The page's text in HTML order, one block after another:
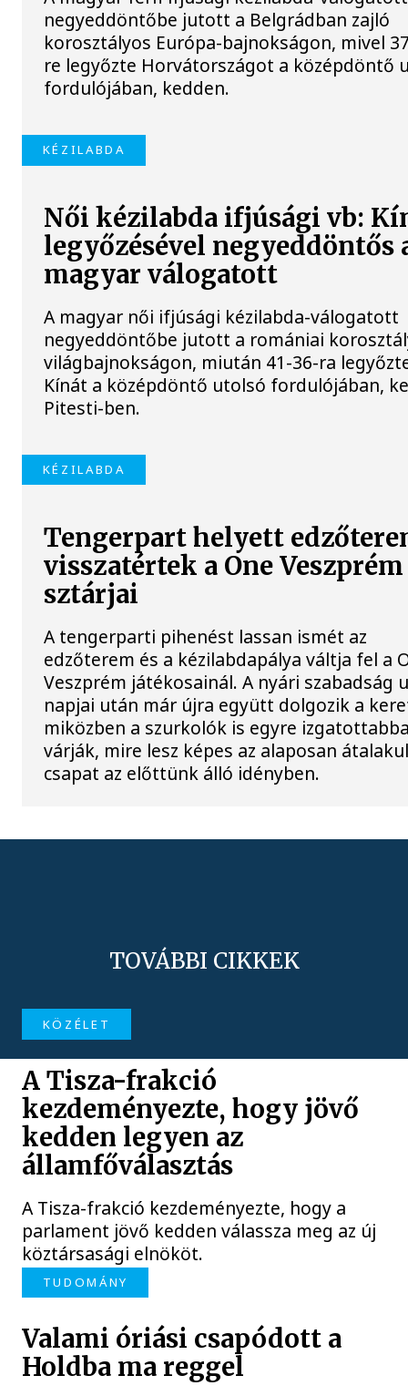
negyeddöntőbe jutott a Belgrádban zajló
korosztályos Európa-bajnokságon, mivel
re legyőzte Horvátországot a középdöntő
fordulójában, kedden.
KÉZILABDA
Női kézilabda ifjúsági vb:
legyőzésével negyeddöntős
magyar válogatott
A magyar női ifjúsági kézilabda-válogatott
negyeddöntőbe jutott a romániai
világbajnokságon, miután 41-36-ra
Kínát a középdöntő utolsó fordulójában,
Pitesti-ben.
KÉZILABDA
Tengerpart helyett
visszatértek a One Veszprém
sztárjai
A tengerparti pihenést lassan ismét az
edzőterem és a kézilabdapálya váltja fel a
Veszprém játékosainál. A nyári szabadság
napjai után már újra együtt dolgozik a
miközben a szurkolók is egyre
várják, mire lesz képes az alaposan
csapat az előttünk álló idényben.
TOVÁBBI CIKKEK
KÖZÉLET
A Tisza-frakció
kezdeményezte, hogy jövő
kedden legyen az
államfőválasztás
A Tisza-frakció kezdeményezte, hogy a
parlament jövő kedden válassza meg az új
köztársasági elnököt.
TUDOMÁNY
Valami óriási csapódott a
Holdba ma reggel